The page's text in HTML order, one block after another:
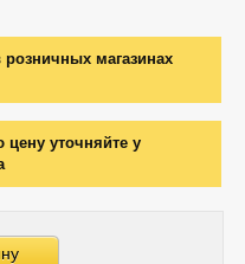
розничных магазинах
цену уточняйте у